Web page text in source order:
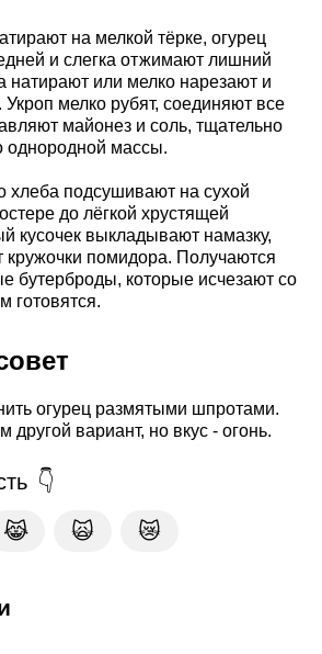
на мелкой тёрке, огурец
и слегка отжимают лишний
натирают или мелко нарезают и
мелко рубят, соединяют все
майонез и соль, тщательно
массы.
хлеба подсушивают на сухой
до лёгкой хрустящей
кусочек выкладывают намазку,
кружочки помидора. Получаются
бутерброды, которые исчезают со
готовятся.
огурец размятыми шпротами.
другой вариант, но вкус - огонь.
😹 🙀 😿